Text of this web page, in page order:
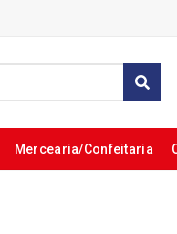
Mercearia/Confeitaria